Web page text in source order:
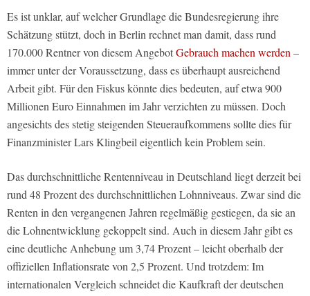
Es ist unklar, auf welcher Grundlage die Bundesregierung ihre
Schätzung stützt, doch in Berlin rechnet man damit, dass rund
170.000 Rentner von diesem AngebotGebrauch machen werden–
immer unter der Voraussetzung, dass es überhaupt ausreichend
Arbeit gibt. Für den Fiskus könnte dies bedeuten, auf etwa 900
Millionen Euro Einnahmen im Jahr verzichten zu müssen. Doch
angesichts des stetig steigenden Steueraufkommens sollte dies für
Finanzminister Lars Klingbeil eigentlich kein Problem sein.
Das durchschnittliche Rentenniveau in Deutschland liegt derzeit bei
rund 48 Prozent des durchschnittlichen Lohnniveaus. Zwar sind die
Renten in den vergangenen Jahren regelmäßig gestiegen, da sie an
die Lohnentwicklung gekoppelt sind. Auch in diesem Jahr gibt es
eine deutliche Anhebung um 3,74 Prozent – leicht oberhalb der
offiziellen Inflationsrate von 2,5 Prozent. Und trotzdem: Im
internationalen Vergleich schneidet die Kaufkraft der deutschen